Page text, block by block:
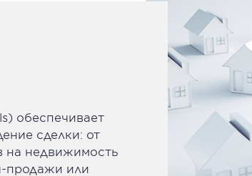
обеспечивает
сделки: от
на недвижимость
продажи или